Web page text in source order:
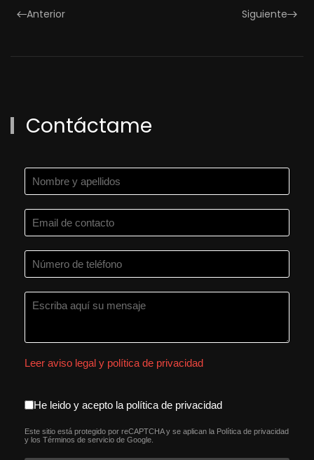
Anterior Siguiente
Contáctame
Leer aviso legal y política de privacidad
aceptacion política de
He leido y acepto la política de privacidad
reCAPTCHA*
Este sitio está protegido por reCAPTCHA y se aplican la Política de privacidad
y los Términos de servicio de Google.